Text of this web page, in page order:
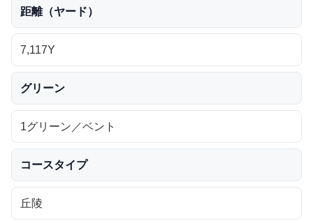
距離（ヤード）
7,117Y
グリーン
1グリーン／ベント
コースタイプ
丘陵